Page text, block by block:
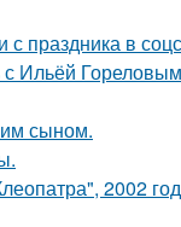
праздника в
Ильёй
сыном.
2002